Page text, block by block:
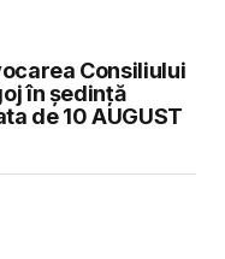
Consiliului
în şedinţă
de 10 AUGUST